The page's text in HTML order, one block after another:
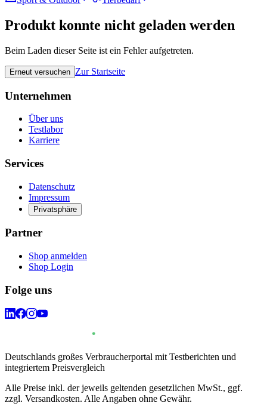
Produkt konnte nicht geladen werden
Beim Laden dieser Seite ist ein Fehler aufgetreten.
Erneut versuchen Zur Startseite
Unternehmen
Über uns
Testlabor
Karriere
Services
Datenschutz
Impressum
Privatsphäre
Partner
Shop anmelden
Shop Login
Folge uns
Deutschlands großes Verbraucherportal mit Testberichten und
integriertem Preisvergleich
Alle Preise inkl. der jeweils geltenden gesetzlichen MwSt., ggf.
zzgl. Versandkosten. Alle Angaben ohne Gewähr.